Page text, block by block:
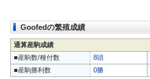
Goofedの繁殖成績
通算産駒成績
■産駒数/種付数
8頭
■産駒勝利数
0勝